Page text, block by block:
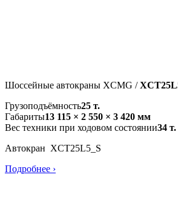
Шоссейные автокраны XCMG /
Грузоподъёмность25 т.
Габариты13 115 × 2 550 × 3 420 мм
Вес техники при ходовом состоянии34 т.
Автокран XCT25L5_S
Подробнее ›